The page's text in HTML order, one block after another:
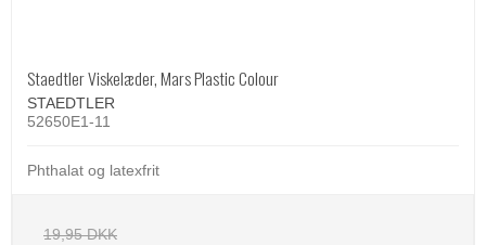
Staedtler Viskelæder, Mars Plastic Colour
STAEDTLER
52650E1-11
Phthalat og latexfrit
19,95 DKK